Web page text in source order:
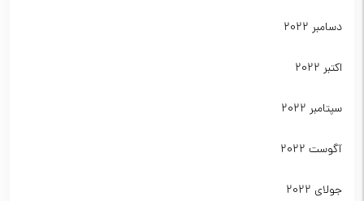
دسامبر 2022
اکتبر 2022
سپتامبر 2022
آگوست 2022
جولای 2022